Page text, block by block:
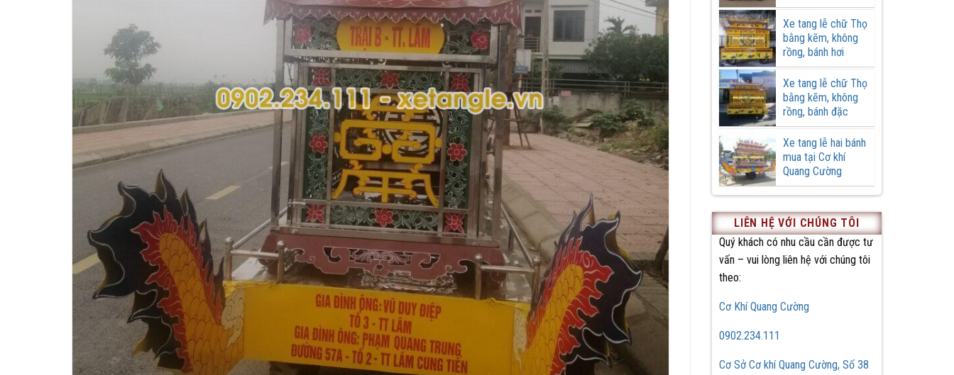
Xe tang lễ chữ Thọ
bằng kẽm, không
rồng, bánh hơi
Xe tang lễ chữ Thọ
bằng kẽm, không
rồng, bánh đặc
Xe tang lễ hai bánh
mua tại Cơ khí
Quang Cường
LIÊN HỆ VỚI CHÚNG TÔI
Quý khách có nhu cầu cần được tư
vấn – vui lòng liên hệ với chúng tôi
theo:
Cơ Khí Quang Cường
0902.234.111
Cơ Sở Cơ khí Quang Cường, Số 38